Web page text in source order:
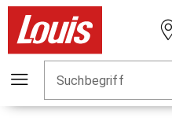
Suchbegriff